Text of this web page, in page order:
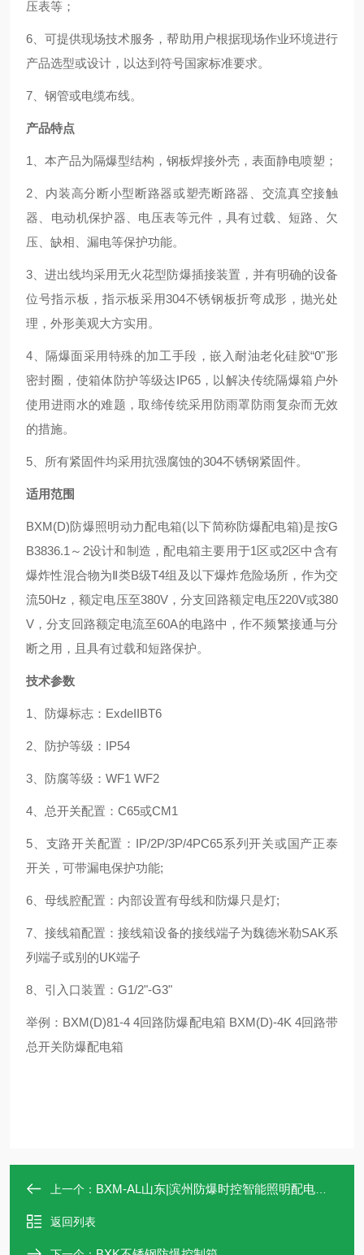
压表等；
6、可提供现场技术服务，帮助用户根据现场作业环境进行
产品选型或设计，以达到符号国家标准要求。
7、钢管或电缆布线。
产品特点
1、本产品为隔爆型结构，钢板焊接外壳，表面静电喷塑；
2、内装高分断小型断路器或塑壳断路器、交流真空接触
器、电动机保护器、电压表等元件，具有过载、短路、欠
压、缺相、漏电等保护功能。
3、进出线均采用无火花型防爆插接装置，并有明确的设备
位号指示板，指示板采用304不锈钢板折弯成形，抛光处
理，外形美观大方实用。
4、隔爆面采用特殊的加工手段，嵌入耐油老化硅胶“0"形
密封圈，使箱体防护等级达IP65，以解决传统隔爆箱户外
使用进雨水的难题，取缔传统采用防雨罩防雨复杂而无效
的措施。
5、所有紧固件均采用抗强腐蚀的304不锈钢紧固件。
适用范围
BXM(D)防爆照明动力配电箱(以下简称防爆配电箱)是按G
B3836.1～2设计和制造，配电箱主要用于1区或2区中含有
爆炸性混合物为Ⅱ类B级T4组及以下爆炸危险场所，作为交
流50Hz，额定电压至380V，分支回路额定电压220V或380
V，分支回路额定电流至60A的电路中，作不频繁接通与分
断之用，且具有过载和短路保护。
技术参数
1、防爆标志：ExdeIIBT6
2、防护等级：IP54
3、防腐等级：WF1 WF2
4、总开关配置：C65或CM1
5、支路开关配置：IP/2P/3P/4PC65系列开关或国产正泰
开关，可带漏电保护功能;
6、母线腔配置：内部设置有母线和防爆只是灯;
7、接线箱配置：接线箱设备的接线端子为魏德米勒SAK系
列端子或别的UK端子
8、引入口装置：G1/2"-G3"
举例：BXM(D)81-4 4回路防爆配电箱 BXM(D)-4K 4回路带
总开关防爆配电箱
上一个： BXM-AL山东|滨州防爆时控智能照明配电箱按图报价
返回列表